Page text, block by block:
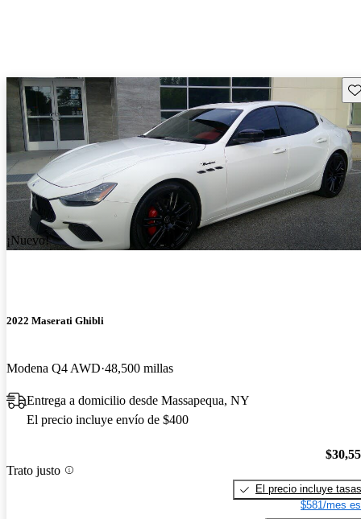
¡Nuevo!
2022 Maserati Ghibli
Modena Q4 AWD 48,500 millas
Entrega a domicilio desde Massapequa, NY
El precio incluye envío de $400
Trato justo
El precio incluye tasas
$581/mes